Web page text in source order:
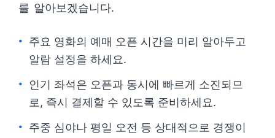
를 알아보겠습니다.
주요 영화의 예매 오픈 시간을 미리 알아두고
알람 설정을 하세요.
인기 좌석은 오픈과 동시에 빠르게 소진되므
로, 즉시 결제할 수 있도록 준비하세요.
주중 심야나 평일 오전 등 상대적으로 경쟁이